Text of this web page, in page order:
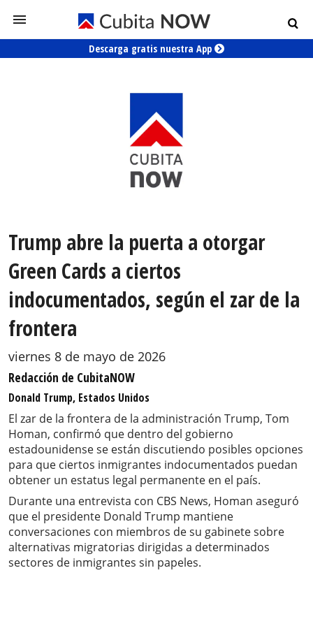
Descarga gratis nuestra App
Trump abre la puerta a otorgar
Green Cards a ciertos
indocumentados, según el zar de la
frontera
viernes 8 de mayo de 2026
Redacción de CubitaNOW
Donald Trump, Estados Unidos
El zar de la frontera de la administración Trump, Tom
Homan, confirmó que dentro del gobierno
estadounidense se están discutiendo posibles opciones
para que ciertos inmigrantes indocumentados puedan
obtener un estatus legal permanente en el país.
Durante una entrevista con CBS News, Homan aseguró
que el presidente Donald Trump mantiene
conversaciones con miembros de su gabinete sobre
alternativas migratorias dirigidas a determinados
sectores de inmigrantes sin papeles.